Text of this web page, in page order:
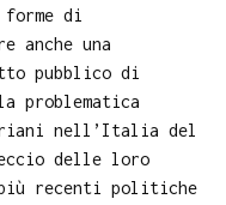
di
una
pubblico di
problematica
nell’Italia del
delle loro
recenti politiche